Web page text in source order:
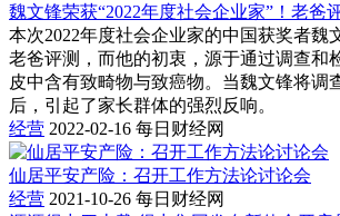
魏文锋荣获“2022年度社会企业家”！老爸
本次2022年度社会企业家的中国获奖者魏
老爸评测，而他的初衷，源于通过调查和
皮中含有致畸物与致癌物。当魏文锋将调
后，引起了家长群体的强烈反响。
经营 2022-02-16 每日财经网
仙居平安产险：召开工作方法论讨论会
经营 2021-10-26 每日财经网